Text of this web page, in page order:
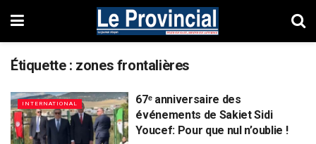
Étiquette : zones frontalières
INTERNATIONAL
67ᵉ anniversaire des
événements de Sakiet Sidi
Youcef: Pour que nul n’oublie !